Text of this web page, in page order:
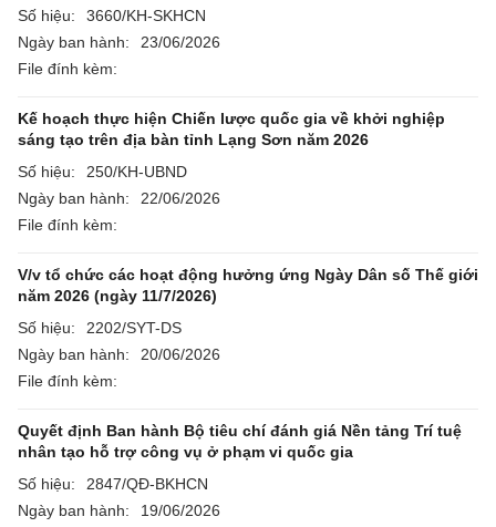
Số hiệu:
3660/KH-SKHCN
Ngày ban hành:
23/06/2026
File đính kèm:
Kế hoạch thực hiện Chiến lược quốc gia về khởi nghiệp
sáng tạo trên địa bàn tỉnh Lạng Sơn năm 2026
Số hiệu:
250/KH-UBND
Ngày ban hành:
22/06/2026
File đính kèm:
V/v tổ chức các hoạt động hưởng ứng Ngày Dân số Thế giới
năm 2026 (ngày 11/7/2026)
Số hiệu:
2202/SYT-DS
Ngày ban hành:
20/06/2026
File đính kèm:
Quyết định Ban hành Bộ tiêu chí đánh giá Nền tảng Trí tuệ
nhân tạo hỗ trợ công vụ ở phạm vi quốc gia
Số hiệu:
2847/QĐ-BKHCN
Ngày ban hành:
19/06/2026